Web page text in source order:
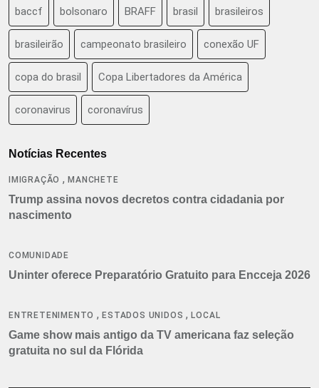
baccf bolsonaro BRAFF brasil brasileiros
brasileirão campeonato brasileiro conexão UF
copa do brasil Copa Libertadores da América
coronavirus coronavírus
Notícias Recentes
IMIGRAÇÃO ,MANCHETE
Trump assina novos decretos contra cidadania por
nascimento
COMUNIDADE
Uninter oferece Preparatório Gratuito para Encceja 2026
ENTRETENIMENTO ,ESTADOS UNIDOS ,LOCAL
Game show mais antigo da TV americana faz seleção
gratuita no sul da Flórida